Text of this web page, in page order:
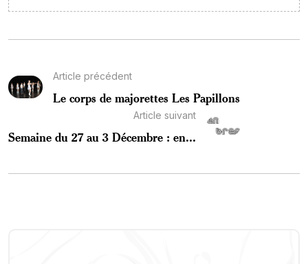
Article précédent
Le corps de majorettes Les Papillons
Article suivant
Semaine du 27 au 3 Décembre : en...